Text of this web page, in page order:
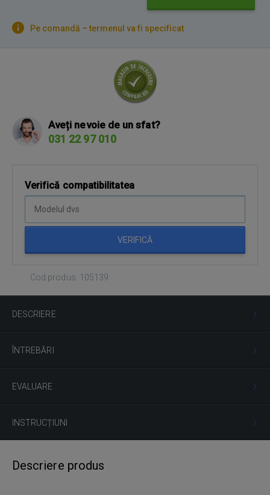
Pe comandă – termenul va fi specificat
Aveți nevoie de un sfat?
031 22 97 010
Verifică compatibilitatea
VERIFICĂ
Cod produs: 105139
DESCRIERE
ÎNTREBĂRI
EVALUARE
INSTRUCȚIUNI
Descriere produs